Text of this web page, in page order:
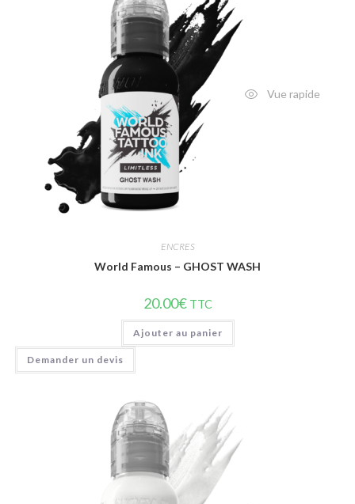
Vue rapide
ENCRES
World Famous – GHOST WASH
20.00€ TTC
Ajouter au panier
Demander un devis